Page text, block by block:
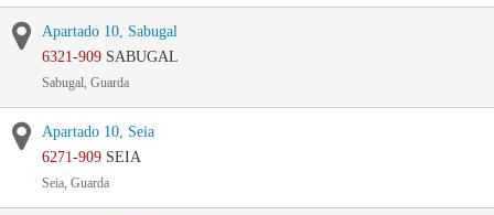
Apartado 10, Sabugal
6321-909 SABUGAL
Sabugal, Guarda
Apartado 10, Seia
6271-909 SEIA
Seia, Guarda